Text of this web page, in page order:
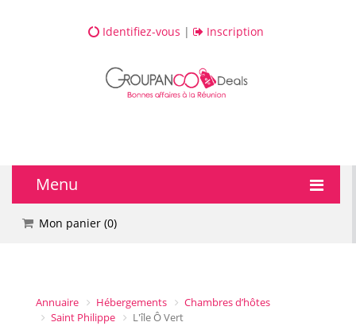
Identifiez-vous | Inscription
Menu
🔥 DEALS
💅 Beauté
Mon panier (0)
Annuaire Hébergements
Chambres d’hôtes
Saint Philippe
L'île Ô Vert